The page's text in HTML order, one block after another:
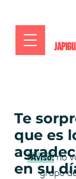
*Aviso: no
grupo
Te
que es
en su